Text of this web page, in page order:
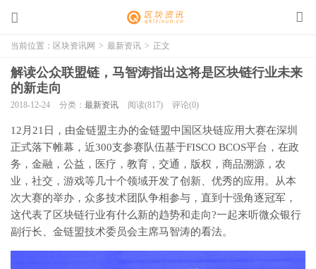
当前位置： 区块资讯网 > 最新资讯 > 正文
解读公众联盟链，马智涛指出这将是区块链行业未来
的新走向
2018-12-24 分类： 最新资讯 阅读(817) 评论(0)
12月21日，由金链盟主办的金链盟中国区块链应用大赛在深圳
正式落下帷幕，近300支参赛队伍基于FISCO BCOS平台，在政
务，金融，公益，医疗，教育，交通，版权，商品溯源，农
业，社交，游戏等几十个领域开发了创新、优秀的应用。从本
次大赛的举办，众多技术团队争相参与，直到十强角逐冠军，
这代表了区块链行业有什么新的趋势和走向?一起来听微众银行
副行长、金链盟技术委员会主席马智涛的看法。